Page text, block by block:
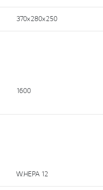
370x280x250
1600
W.HEPA 12